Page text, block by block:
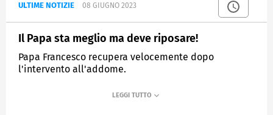
ULTIME NOTIZIE 08 GIUGNO 2023
Il Papa sta meglio ma deve riposare!
Papa Francesco recupera velocemente dopo
l'intervento all'addome.